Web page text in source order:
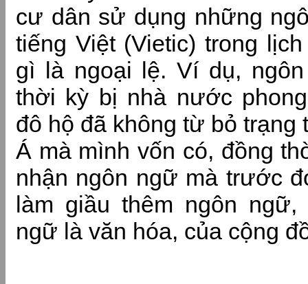
cư dân sử dụng những
tiếng Việt (Vietic) trong
gì là ngoại lệ. Ví dụ,
thời kỳ bị nhà nước
đô hộ đã không từ bỏ trạng
Á mà mình vốn có, đồng
nhận ngôn ngữ mà trước
làm giầu thêm ngôn
ngữ là văn hóa, của cộng